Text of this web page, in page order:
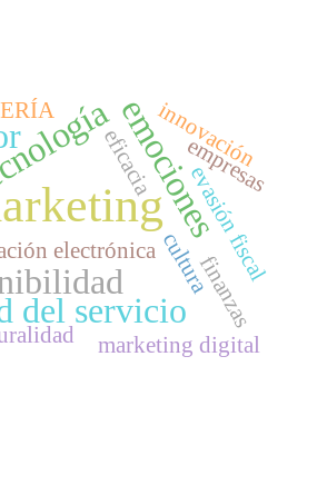
emociones
del servicio
cultura
evasión fiscal
electrónica
innovación
marketing digital
finanzas
eficacia empresas